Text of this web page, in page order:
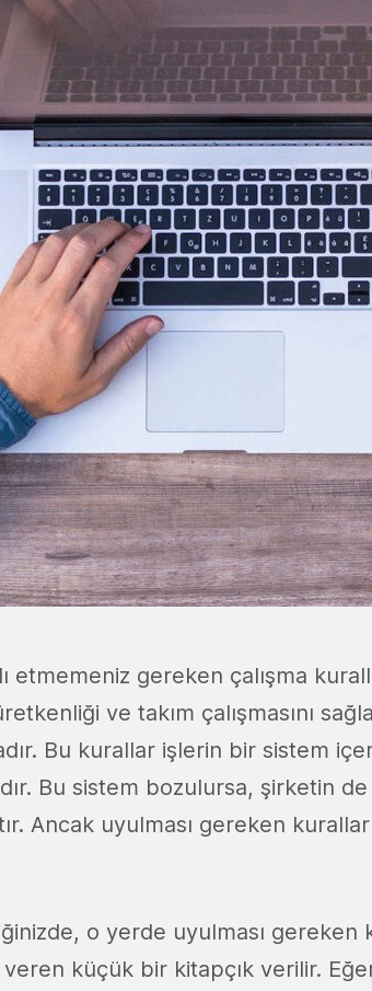
etmemeniz gereken çalışma
ve takım çalışmasını
Bu kurallar işlerin bir sistem
Bu sistem bozulursa, şirketin
Ancak uyulması gereken
o yerde uyulması
veren küçük bir kitapçık verilir.